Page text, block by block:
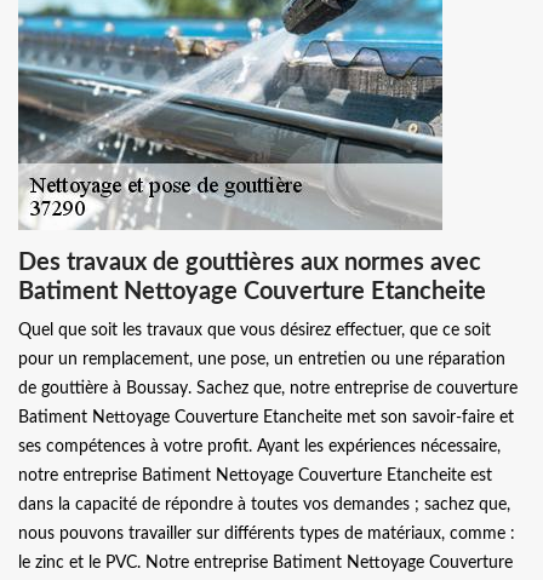
Des travaux de gouttières aux normes avec
Batiment Nettoyage Couverture Etancheite
Quel que soit les travaux que vous désirez effectuer, que ce soit
pour un remplacement, une pose, un entretien ou une réparation
de gouttière à Boussay. Sachez que, notre entreprise de couverture
Batiment Nettoyage Couverture Etancheite met son savoir-faire et
ses compétences à votre profit. Ayant les expériences nécessaire,
notre entreprise Batiment Nettoyage Couverture Etancheite est
dans la capacité de répondre à toutes vos demandes ; sachez que,
nous pouvons travailler sur différents types de matériaux, comme :
le zinc et le PVC. Notre entreprise Batiment Nettoyage Couverture